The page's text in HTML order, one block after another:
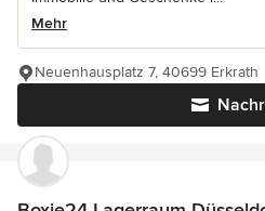
Mehr
Neuenhausplatz 7, 40699 Erkrath